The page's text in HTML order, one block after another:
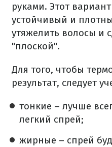
руками. Этот
устойчивый и
утяжелить волосы и
"плоской".
Для того, чтобы
результат, следует
тонкие – лучше
легкий спрей;
жирные – спрей